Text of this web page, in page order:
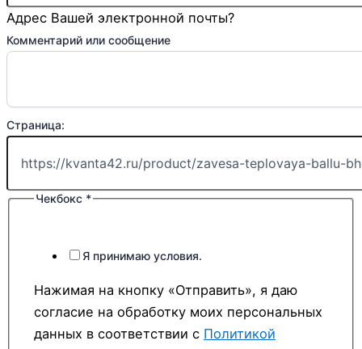
Адрес Вашей электронной почты?
Комментарий или сообщение
Страница:
Чекбокс *
Я принимаю условия.
Нажимая на кнопку «Отправить», я даю
согласие на обработку моих персональных
данных в соответствии с Политикой